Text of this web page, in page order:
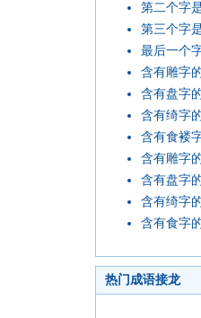
第二个字
第三个字
最后一个
含有雕字
含有盘字
含有绮字
含有食褛
含有雕字
含有盘字
含有绮字
含有食字
热门成语接龙